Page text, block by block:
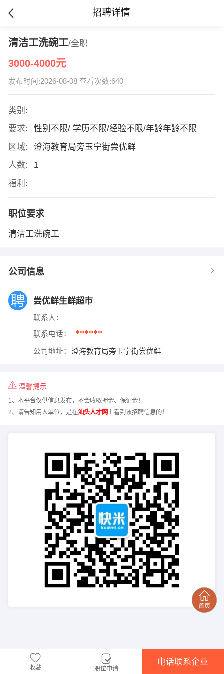
招聘详情
清洁工洗碗工/全职
3000-4000元
发布时间:2026-08-08 查看次数:640
类别:
要求:
性别不限/ 学历不限/经验不限/年龄年龄不限
区域:
澄海教育局旁玉宁街尝优鲜
人数:
1
福利:
职位要求
清洁工洗碗工
公司信息
尝优鲜生鲜超市
联系人：
联系电话： ******
公司地址： 澄海教育局旁玉宁街尝优鲜
温馨提示
1、本平台仅供信息发布，不会收取押金、保证金！
2、请告知用人单位，是在汕头人才网上看到该招聘信息的！
收藏 职位申请
电话联系企业